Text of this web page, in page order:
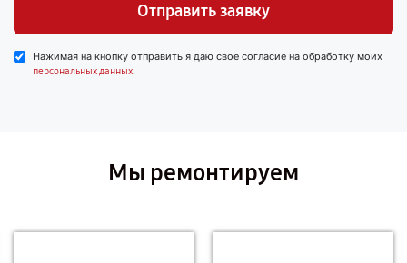
Отправить заявку
Нажимая на кнопку отправить я даю свое согласие на обработку моих
персональных данных.
Мы ремонтируем